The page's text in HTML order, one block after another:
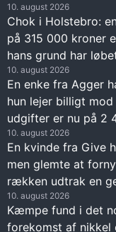
10. august 2026
Chok i Holstebro:
på 315 000 kroner
hans grund har
10. august 2026
En enke fra Agger
hun lejer billigt
udgifter er nu på 2
10. august 2026
En kvinde fra Give
men glemte at
rækken udtrak en
10. august 2026
Kæmpe fund i det
forekomst af